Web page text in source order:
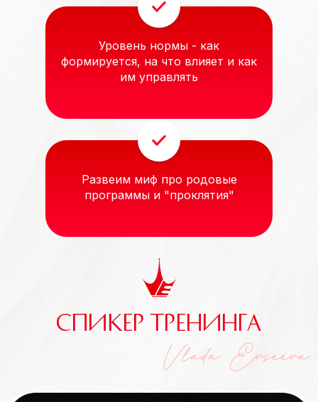
Уровень нормы - как
формируется, на что влияет и как
им управлять
Развеим миф про родовые
программы и "проклятия"
СПИКЕР ТРЕНИНГА
БИЛЕТ
на участие в тренинге